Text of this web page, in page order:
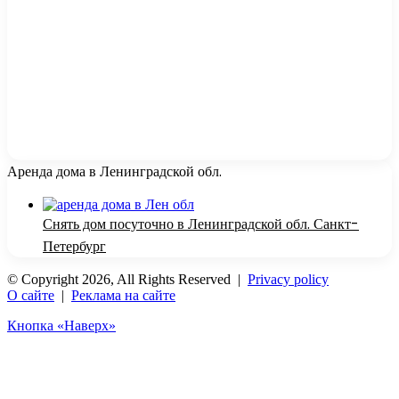
Аренда дома в Ленинградской обл.
Снять дом посуточно в Ленинградской обл. Санкт-
Петербург
© Copyright 2026, All Rights Reserved | Privacy policy
О сайте | Реклама на сайте
Кнопка «Наверх»